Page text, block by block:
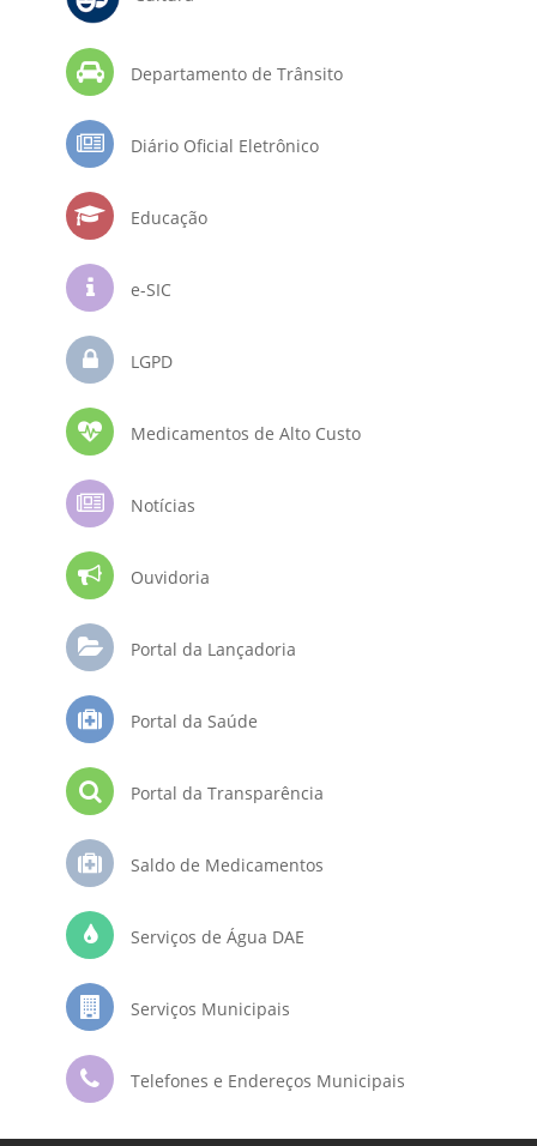
Departamento de Trânsito
Diário Oficial Eletrônico
Educação
e-SIC
LGPD
Medicamentos de Alto Custo
Notícias
Ouvidoria
Portal da Lançadoria
Portal da Saúde
Portal da Transparência
Saldo de Medicamentos
Serviços de Água DAE
Serviços Municipais
Telefones e Endereços Municipais